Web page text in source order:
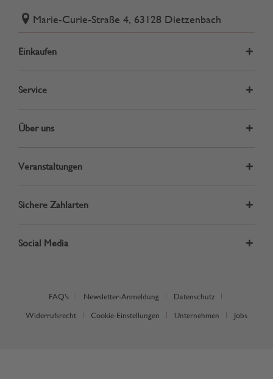
Marie-Curie-Straße 4, 63128 Dietzenbach
Einkaufen
Service
Über uns
Veranstaltungen
Sichere Zahlarten
Social Media
FAQ's Newsletter-Anmeldung Datenschutz
Widerrufsrecht Cookie-Einstellungen Unternehmen Jobs